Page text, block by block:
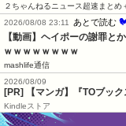
２ちゃんねるニュース超速まとめ
2026/08/08 23:11
あとで読む
【動画】ヘイポーの謝罪と
ｗｗｗｗｗｗｗｗ
mashlife通信
2026/08/09
[PR] 【マンガ】『TOブッ
Kindleストア